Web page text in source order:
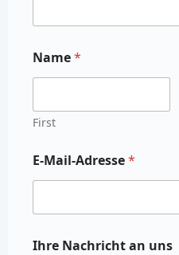
Name*
First
E-Mail-Adresse*
Ihre Nachricht an uns